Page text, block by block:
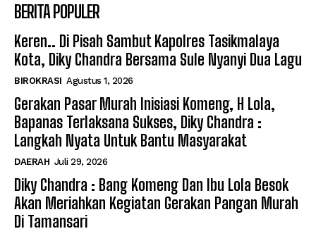
BERITA POPULER
Keren.. Di Pisah Sambut Kapolres Tasikmalaya
Kota, Diky Chandra Bersama Sule Nyanyi Dua Lagu
BIROKRASI Agustus 1, 2026
Gerakan Pasar Murah Inisiasi Komeng, H Lola,
Bapanas Terlaksana Sukses, Diky Chandra :
Langkah Nyata Untuk Bantu Masyarakat
DAERAH Juli 29, 2026
Diky Chandra : Bang Komeng Dan Ibu Lola Besok
Akan Meriahkan Kegiatan Gerakan Pangan Murah
Di Tamansari